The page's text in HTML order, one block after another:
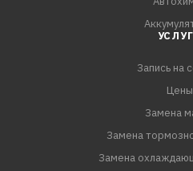
Запись на
Цены
Замена
Замена
Замена